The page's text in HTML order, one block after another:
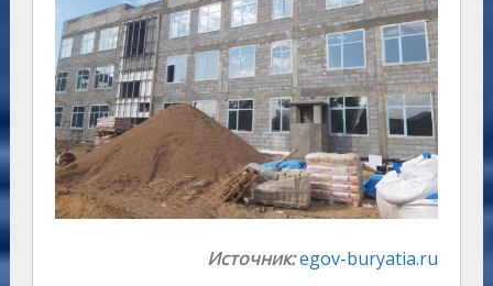
Источник:egov-buryatia.ru